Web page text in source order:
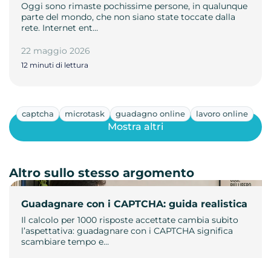
Oggi sono rimaste pochissime persone, in qualunque
parte del mondo, che non siano state toccate dalla
rete. Internet ent…
22 maggio 2026
12 minuti di lettura
captcha microtask guadagno online lavoro online
Guadagnare con i CAPTCHA: guida realistica
Il calcolo per 1000 risposte accettate cambia subito
l’aspettativa: guadagnare con i CAPTCHA significa
scambiare tempo e…
Mostra altri
Altro sullo stesso argomento